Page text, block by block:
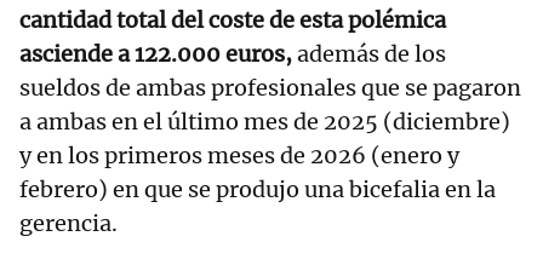
cantidad total del coste de esta polémica
asciende a 122.000 euros,además de los
sueldos de ambas profesionales que se pagaron
a ambas en el último mes de 2025 (diciembre)
y en los primeros meses de 2026 (enero y
febrero) en que se produjo una bicefalia en la
gerencia.